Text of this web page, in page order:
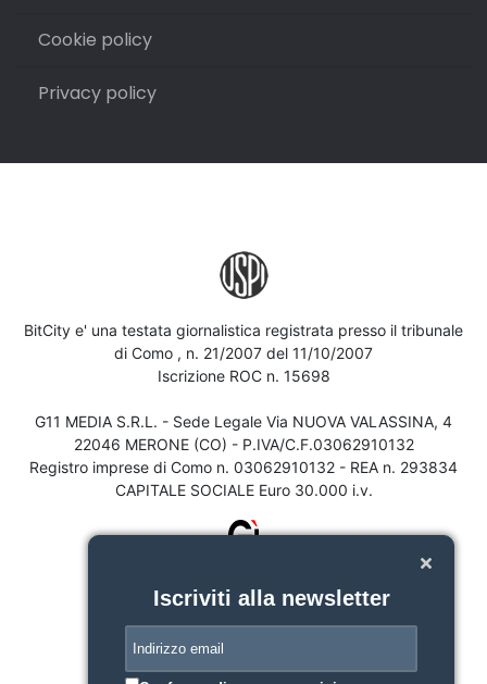
Cookie policy
Privacy policy
BitCity e' una testata giornalistica registrata presso il tribunale
di Como , n. 21/2007 del 11/10/2007
Iscrizione ROC n. 15698
G11 MEDIA S.R.L. - Sede Legale Via NUOVA VALASSINA, 4
22046 MERONE (CO) - P.IVA/C.F.03062910132
Registro imprese di Como n. 03062910132 - REA n. 293834
CAPITALE SOCIALE Euro 30.000 i.v.
Iscriviti alla newsletter